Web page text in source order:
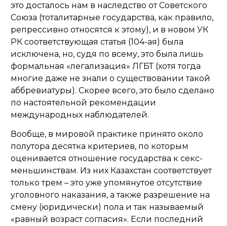
это досталось нам в наследство от Советского
Союза (тоталитарные государства, как правило,
репрессивно относятся к этому), и в новом УК
РК соответствующая статья (104-ая) была
исключена, но, судя по всему, это была лишь
формальная «легализация» ЛГБТ (хотя тогда
многие даже не знали о существовании такой
аббревиатуры). Скорее всего, это было сделано
по настоятельной рекомендации
международных наблюдателей.
Вообще, в мировой практике принято около
полутора десятка критериев, по которым
оценивается отношение государства к секс-
меньшинствам. Из них Казахстан соответствует
только трем – это уже упомянутое отсутствие
уголовного наказания, а также разрешение на
смену (юридически) пола и так называемый
«равный возраст согласия». Если последний